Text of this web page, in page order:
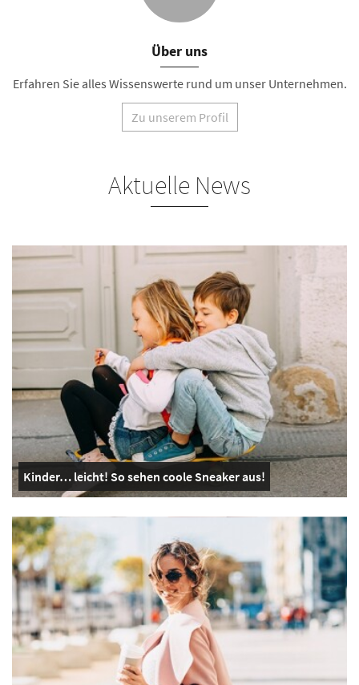
Über uns
Erfahren Sie alles Wissenswerte rund um unser Unternehmen.
Zu unserem Profil
Aktuelle News
Kinder… leicht! So sehen coole Sneaker aus!